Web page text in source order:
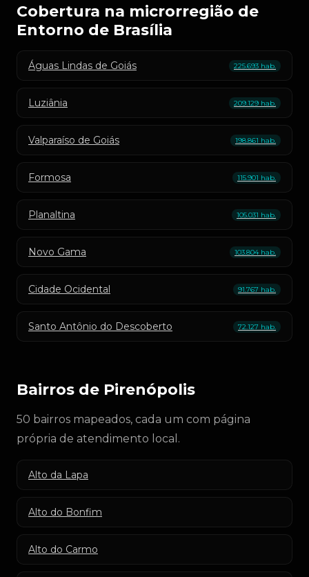
Cobertura na microrregião de
Entorno de Brasília
Águas Lindas de Goiás 225.693 hab.
Luziânia 209.129 hab.
Valparaíso de Goiás 198.861 hab.
Formosa 115.901 hab.
Planaltina 105.031 hab.
Novo Gama 103.804 hab.
Cidade Ocidental 91.767 hab.
Santo Antônio do Descoberto 72.127 hab.
Bairros de Pirenópolis
50 bairros mapeados, cada um com página
própria de atendimento local.
Alto da Lapa
Alto do Bonfim
Alto do Carmo